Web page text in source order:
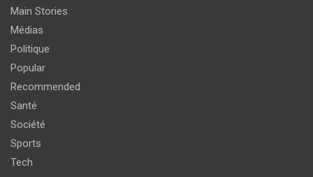
Main Stories
Médias
Politique
Popular
Recommended
Santé
Société
Sports
Tech